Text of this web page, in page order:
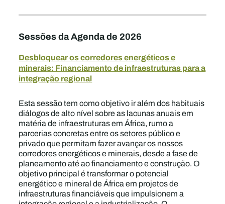
Sessões da Agenda de 2026
Desbloquear os corredores energéticos e
minerais: Financiamento de infraestruturas para a
integração regional
Esta sessão tem como objetivo ir além dos habituais
diálogos de alto nível sobre as lacunas anuais em
matéria de infraestruturas em África, rumo a
parcerias concretas entre os setores público e
privado que permitam fazer avançar os nossos
corredores energéticos e minerais, desde a fase de
planeamento até ao financiamento e construção. O
objetivo principal é transformar o potencial
energético e mineral de África em projetos de
infraestruturas financiáveis que impulsionem a